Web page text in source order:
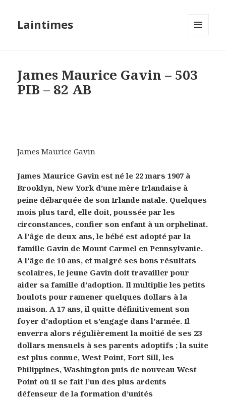
Laintimes
James Maurice Gavin – 503
PIB – 82 AB
James Maurice Gavin
James Maurice Gavin est né le 22 mars 1907 à
Brooklyn, New York d’une mère Irlandaise à
peine débarquée de son Irlande natale. Quelques
mois plus tard, elle doit, poussée par les
circonstances, confier son enfant à un orphelinat.
A l’âge de deux ans, le bébé est adopté par la
famille Gavin de Mount Carmel en Pennsylvanie.
A l’âge de 10 ans, et malgré ses bons résultats
scolaires, le jeune Gavin doit travailler pour
aider sa famille d’adoption. Il multiplie les petits
boulots pour ramener quelques dollars à la
maison. A 17 ans, il quitte définitivement son
foyer d’adoption et s’engage dans l’armée. Il
enverra alors régulièrement la moitié de ses 23
dollars mensuels à ses parents adoptifs ; la suite
est plus connue, West Point, Fort Sill, les
Philippines, Washington puis de nouveau West
Point où il se fait l’un des plus ardents
défenseur de la formation d’unités